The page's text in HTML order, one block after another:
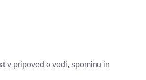
v pripoved o vodi, spominu in